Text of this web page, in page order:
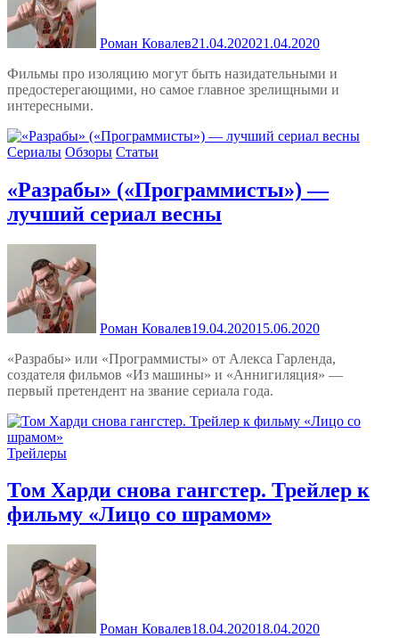
Роман Ковалев21.04.202021.04.2020
Фильмы про изоляцию могут быть назидательными и
предостерегающими, но самое главное зрелищными и
интересными.
Сериалы Обзоры Статьи
«Разрабы» («Программисты») —
лучший сериал весны
Роман Ковалев19.04.202015.06.2020
«Разрабы» или «Программисты» от Алекса Гарленда,
создателя фильмов «Из машины» и «Аннигиляция» —
первый претендент на звание сериала года.
Трейлеры
Том Харди снова гангстер. Трейлер к
фильму «Лицо со шрамом»
Роман Ковалев18.04.202018.04.2020